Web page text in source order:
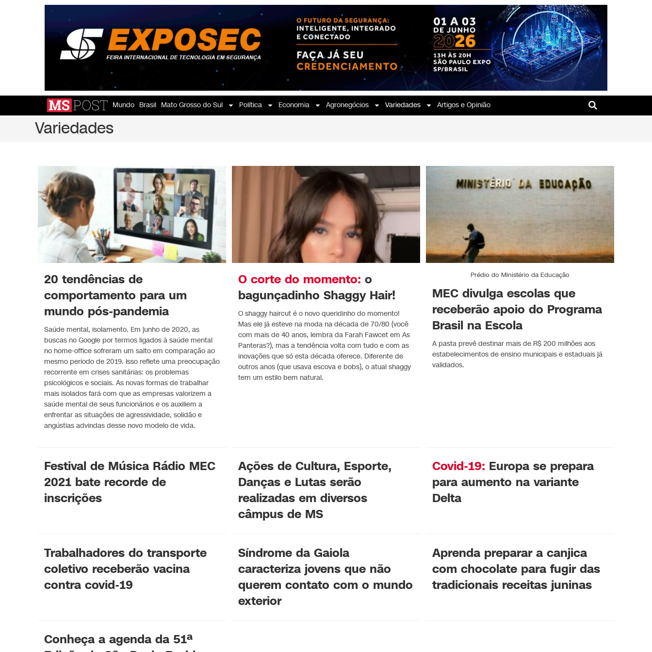
Mundo Brasil Mato Grosso do Sul Política Economia Agronegócios Variedades Artigos e Opinião
Variedades
20 tendências de
comportamento para um
mundo pós-pandemia
Saúde mental, isolamento. Em junho de 2020, as
buscas no Google por termos ligados à saúde mental
no home-office sofreram um salto em comparação ao
mesmo período de 2019. Isso reflete uma preocupação
recorrente em crises sanitárias: os problemas
psicológicos e sociais. As novas formas de trabalhar
mais isolados fará com que as empresas valorizem a
saúde mental de seus funcionários e os auxiliem a
enfrentar as situações de agressividade, solidão e
angústias advindas desse novo modelo de vida.
O corte do momento: o
bagunçadinho Shaggy Hair!
O shaggy haircut é o novo queridinho do momento!
Mas ele já esteve na moda na década de 70/80 (você
com mais de 40 anos, lembra da Farah Fawcet em As
Panteras?), mas a tendência volta com tudo e com as
inovações que só esta década oferece. Diferente de
outros anos (que usava escova e bobs), o atual shaggy
tem um estilo bem natural.
Prédio do Ministério da Educação
MEC divulga escolas que
receberão apoio do Programa
Brasil na Escola
A pasta prevê destinar mais de R$ 200 milhões aos
estabelecimentos de ensino municipais e estaduais já
validados.
Festival de Música Rádio MEC
2021 bate recorde de
inscrições
Ações de Cultura, Esporte,
Danças e Lutas serão
realizadas em diversos
câmpus de MS
Covid-19: Europa se prepara
para aumento na variante
Delta
Trabalhadores do transporte
coletivo receberão vacina
contra covid-19
Síndrome da Gaiola
caracteriza jovens que não
querem contato com o mundo
exterior
Aprenda preparar a canjica
com chocolate para fugir das
tradicionais receitas juninas
Conheça a agenda da 51ª